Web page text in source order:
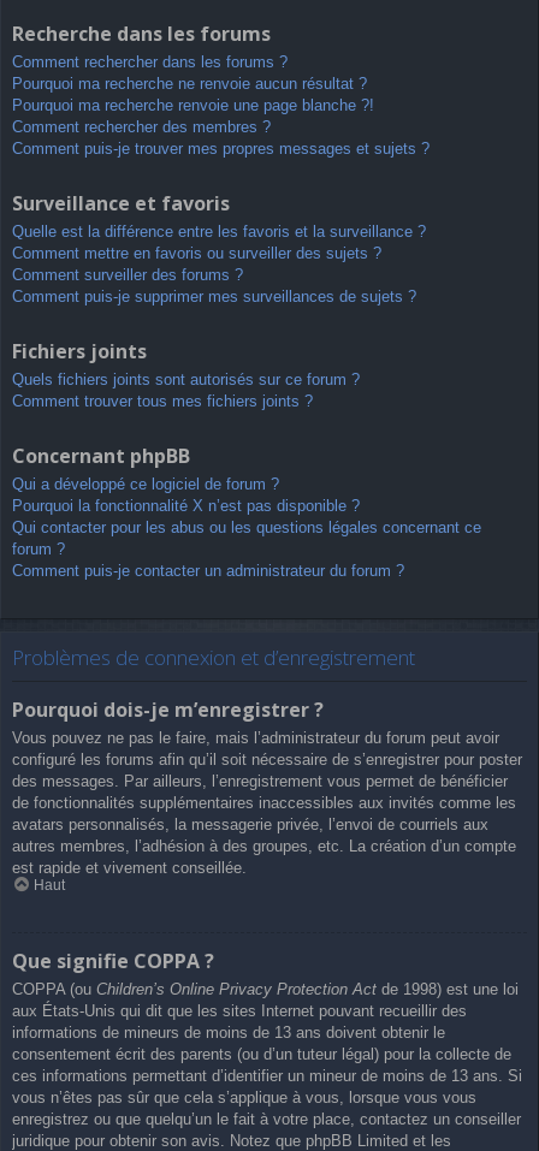
Recherche dans les forums
Comment rechercher dans les forums ?
Pourquoi ma recherche ne renvoie aucun résultat ?
Pourquoi ma recherche renvoie une page blanche ?!
Comment rechercher des membres ?
Comment puis-je trouver mes propres messages et sujets ?
Surveillance et favoris
Quelle est la différence entre les favoris et la surveillance ?
Comment mettre en favoris ou surveiller des sujets ?
Comment surveiller des forums ?
Comment puis-je supprimer mes surveillances de sujets ?
Fichiers joints
Quels fichiers joints sont autorisés sur ce forum ?
Comment trouver tous mes fichiers joints ?
Concernant phpBB
Qui a développé ce logiciel de forum ?
Pourquoi la fonctionnalité X n’est pas disponible ?
Qui contacter pour les abus ou les questions légales concernant ce
forum ?
Comment puis-je contacter un administrateur du forum ?
Problèmes de connexion et d’enregistrement
Pourquoi dois-je m’enregistrer ?
Vous pouvez ne pas le faire, mais l’administrateur du forum peut avoir
configuré les forums afin qu’il soit nécessaire de s’enregistrer pour poster
des messages. Par ailleurs, l’enregistrement vous permet de bénéficier
de fonctionnalités supplémentaires inaccessibles aux invités comme les
avatars personnalisés, la messagerie privée, l’envoi de courriels aux
autres membres, l’adhésion à des groupes, etc. La création d’un compte
est rapide et vivement conseillée.
Haut
Que signifie COPPA ?
COPPA (ou Children’s Online Privacy Protection Act de 1998) est une loi
aux États-Unis qui dit que les sites Internet pouvant recueillir des
informations de mineurs de moins de 13 ans doivent obtenir le
consentement écrit des parents (ou d’un tuteur légal) pour la collecte de
ces informations permettant d’identifier un mineur de moins de 13 ans. Si
vous n’êtes pas sûr que cela s’applique à vous, lorsque vous vous
enregistrez ou que quelqu’un le fait à votre place, contactez un conseiller
juridique pour obtenir son avis. Notez que phpBB Limited et les